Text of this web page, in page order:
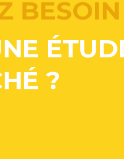
BESOIN
?